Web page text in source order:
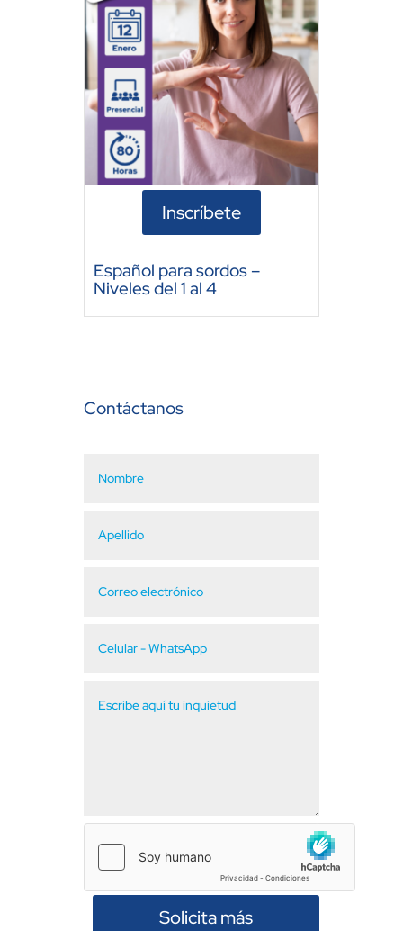
Inscríbete
Español para sordos –
Niveles del 1 al 4
Contáctanos
Solicita más